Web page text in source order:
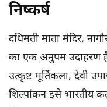
निष्कर्ष
दधिमती माता मंदिर,
का एक अनुपम उदाहरण है।
उत्कृष्ट मूर्तिकला, देवी
शिल्पांकन इसे भारतीय